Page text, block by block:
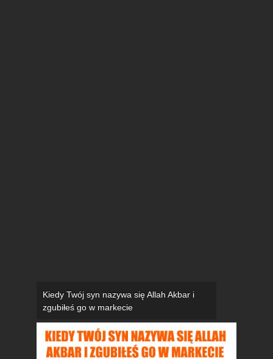
Kiedy Twój syn nazywa się Allah Akbar i
zgubiłeś go w markecie